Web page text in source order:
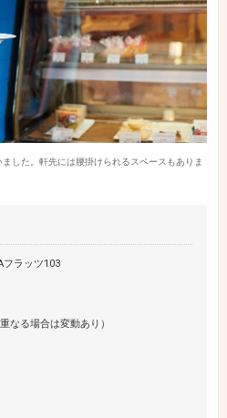
した。軒先には腰掛けられるスペースもありま
フラッツ103
なる場合は変動あり）